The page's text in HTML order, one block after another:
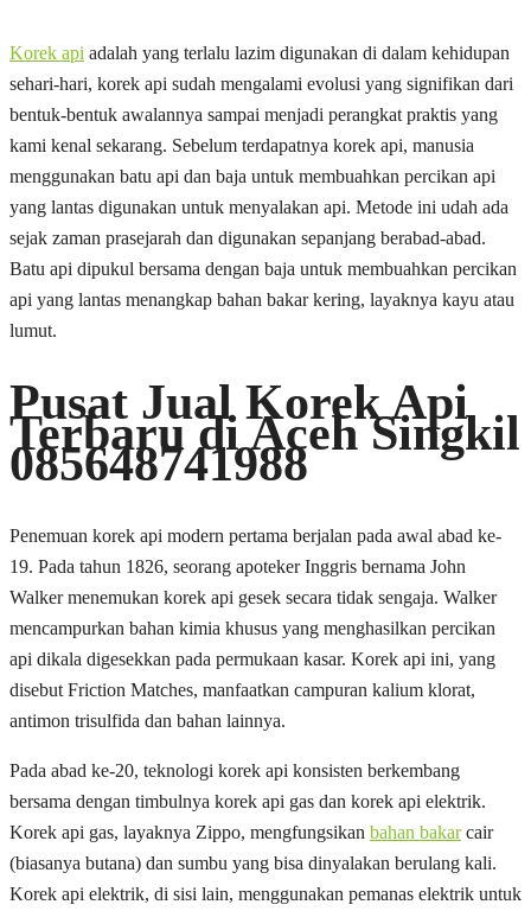
Korek api adalah yang terlalu lazim digunakan di dalam kehidupan
sehari-hari, korek api sudah mengalami evolusi yang signifikan dari
bentuk-bentuk awalannya sampai menjadi perangkat praktis yang
kami kenal sekarang. Sebelum terdapatnya korek api, manusia
menggunakan batu api dan baja untuk membuahkan percikan api
yang lantas digunakan untuk menyalakan api. Metode ini udah ada
sejak zaman prasejarah dan digunakan sepanjang berabad-abad.
Batu api dipukul bersama dengan baja untuk membuahkan percikan
api yang lantas menangkap bahan bakar kering, layaknya kayu atau
lumut.
Pusat Jual Korek Api
Terbaru di Aceh Singkil
085648741988
Penemuan korek api modern pertama berjalan pada awal abad ke-
19. Pada tahun 1826, seorang apoteker Inggris bernama John
Walker menemukan korek api gesek secara tidak sengaja. Walker
mencampurkan bahan kimia khusus yang menghasilkan percikan
api dikala digesekkan pada permukaan kasar. Korek api ini, yang
disebut Friction Matches, manfaatkan campuran kalium klorat,
antimon trisulfida dan bahan lainnya.
Pada abad ke-20, teknologi korek api konsisten berkembang
bersama dengan timbulnya korek api gas dan korek api elektrik.
Korek api gas, layaknya Zippo, mengfungsikan bahan bakarcair
(biasanya butana) dan sumbu yang bisa dinyalakan berulang kali.
Korek api elektrik, di sisi lain, menggunakan pemanas elektrik untuk